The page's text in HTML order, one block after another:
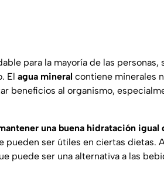
para la mayoría de las personas,
El agua mineral contiene minerales
beneficios al organismo,
una buena hidratación igual
pueden ser útiles en ciertas dietas.
puede ser una alternativa a las